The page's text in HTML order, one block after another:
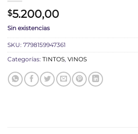
$5.200,00
Sin existencias
SKU: 7798159947361
Categorías: TINTOS, VINOS